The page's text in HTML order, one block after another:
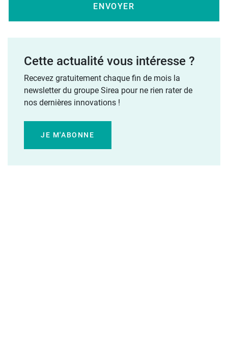
Cette actualité vous intéresse ?
Recevez gratuitement chaque fin de mois la
newsletter du groupe Sirea pour ne rien rater de
nos dernières innovations !
JE M'ABONNE